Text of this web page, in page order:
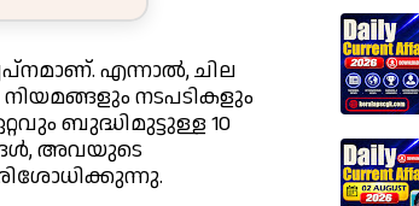
എന്നാൽ, ചില
നിയമങ്ങളും നടപടികളും
ബുദ്ധിമുട്ടുള്ള 10
അവയുടെ